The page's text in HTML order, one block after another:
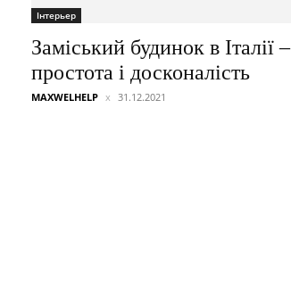
Інтерьер
Заміський будинок в Італії –
простота і досконалість
MAXWELHELP 31.12.2021